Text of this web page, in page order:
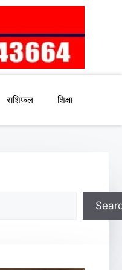
राशिफल शिक्षा